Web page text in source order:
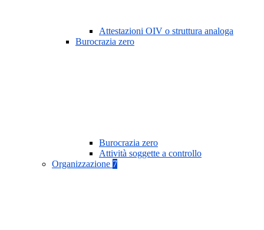
Attestazioni OIV o struttura analoga
Burocrazia zero
Burocrazia zero
Attività soggette a controllo
Organizzazione 7